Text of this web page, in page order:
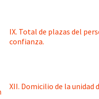
IX. Total de plazas del
confianza.
XII. Domicilio de la unidad